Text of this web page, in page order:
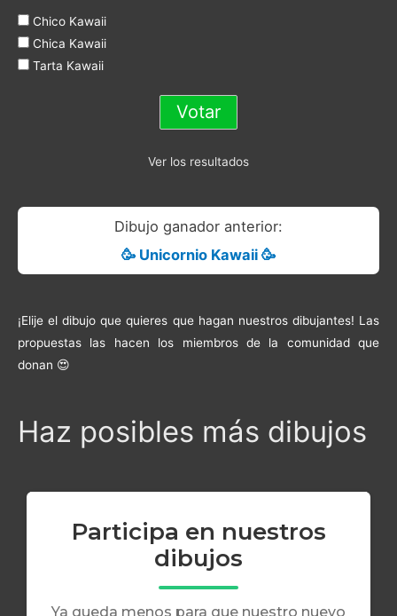
Chico Kawaii
Chica Kawaii
Tarta Kawaii
Ver los resultados
Dibujo ganador anterior:
🥳 Unicornio Kawaii 🥳
¡Elije el dibujo que quieres que hagan nuestros dibujantes! Las
propuestas las hacen los miembros de la comunidad que
donan 😍
Haz posibles más dibujos